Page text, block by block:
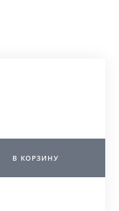
В КОРЗИНУ